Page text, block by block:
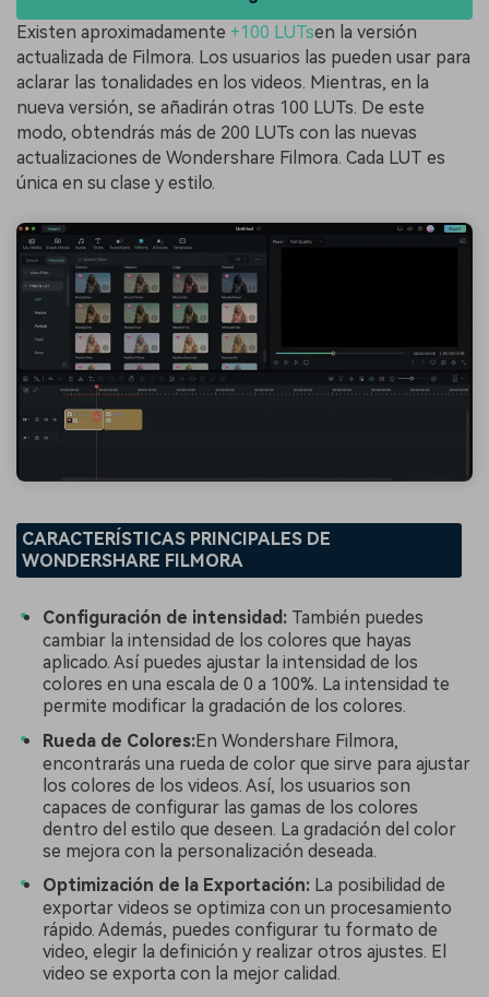
Existen aproximadamente +100 LUTsen la versión
actualizada de Filmora. Los usuarios las pueden usar para
aclarar las tonalidades en los videos. Mientras, en la
nueva versión, se añadirán otras 100 LUTs. De este
modo, obtendrás más de 200 LUTs con las nuevas
actualizaciones de Wondershare Filmora. Cada LUT es
única en su clase y estilo.
CARACTERÍSTICAS PRINCIPALES DE
WONDERSHARE FILMORA
Configuración de intensidad: También puedes
cambiar la intensidad de los colores que hayas
aplicado. Así puedes ajustar la intensidad de los
colores en una escala de 0 a 100%. La intensidad te
permite modificar la gradación de los colores.
Rueda de Colores:En Wondershare Filmora,
encontrarás una rueda de color que sirve para ajustar
los colores de los videos. Así, los usuarios son
capaces de configurar las gamas de los colores
dentro del estilo que deseen. La gradación del color
se mejora con la personalización deseada.
Optimización de la Exportación: La posibilidad de
exportar videos se optimiza con un procesamiento
rápido. Además, puedes configurar tu formato de
video, elegir la definición y realizar otros ajustes. El
video se exporta con la mejor calidad.